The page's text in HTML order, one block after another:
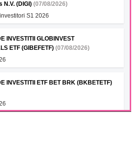
N.V. (DIGI) (07/08/2026)
S1 2026
INVESTITII GLOBINVEST
ETF (GIBEFETF) (07/08/2026)
INVESTITII ETF BET BRK (BKBETETF)